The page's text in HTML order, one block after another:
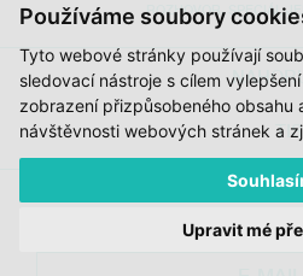
Používáme soubory
Tyto webové stránky používají
sledovací nástroje s cílem
zobrazení přizpůsobeného obsahu
návštěvnosti webových stránek a
Upravit mé
ROZHOVOR , SPECIÁL